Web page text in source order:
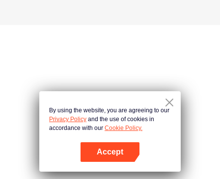
By using the website, you are agreeing to our
Privacy Policy and the use of cookies in
accordance with our Cookie Policy.
Accept